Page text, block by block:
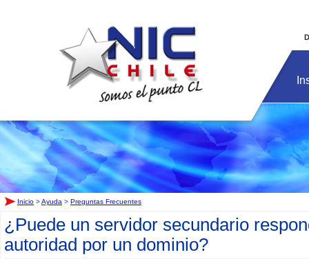
Inicio >Ayuda > Preguntas Frecuentes
¿Puede un servidor secundario
autoridad por un dominio?